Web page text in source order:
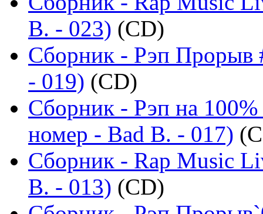
B. - 023) (CD)
Сборник - Рэп Прорыв
- 019) (CD)
Сборник - Рэп на
номер - Bad B. - 017)
Сборник - Rap Music
B. - 013) (CD)